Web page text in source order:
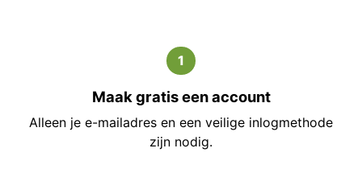
1
Maak gratis een account
Alleen je e-mailadres en een veilige inlogmethode
zijn nodig.